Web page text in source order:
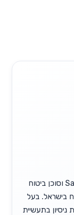
זאב יופה, בן 63 מחדרה — מייסד Savey וסוכן ביטוח
בישראל. בעל
עסקים ויותר מ-40 שנות ניסיון בתעשיית